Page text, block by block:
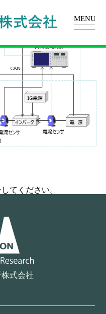
してください。
株式会社